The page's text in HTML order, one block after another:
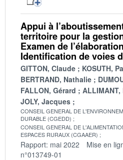
Appui à
territoire pour la
Examen de
Identification de voies
GITTON, Claude
KOSUTH,
BERTRAND, Nathalie
FALLON, Gérard
JOLY, Jacques
CONSEIL GENERAL DE
DURABLE (CGEDD)
CONSEIL GENERAL DE
ESPACES RURAUX (CGAAER)
Rapport: mai 2022 Mise en
n°013749-01